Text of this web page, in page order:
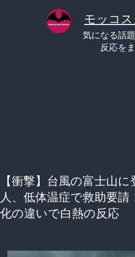
モッコ
気になる話
反応を
【衝撃】台風の富士山
人、低体温症で救助要請
化の違いで白熱の反応